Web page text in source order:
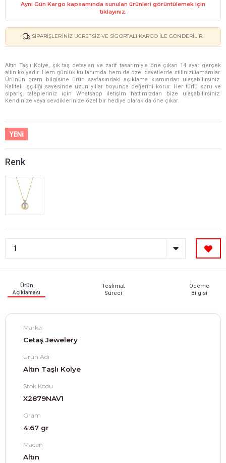
Aynı Gün Kargo kapsamında sunulan ürünleri görüntülemek için
tıklayınız.
SIPARIŞLERINIZ ÜCRETSIZ VE SIGORTALI KARGO ILE GÖNDERILIR.
Altın Taşlı Kolye, şık taş detayları ve zarif tasarımıyla öne çıkan 14 ayar gerçek
altın kolyedir. Hem günlük kullanımda hem de özel davetlerde stilinizi tamamlar.
Ürünün gram bilgisine ürün sayfasındaki açıklama kısmından ulaşabilirsiniz.
Kaliteli işçiliği sayesinde uzun yıllar boyunca değerini korur. Her türlü soru ve
sipariş talepleriniz için Whatsapp iletişim hattımızdan bize ulaşabilirsiniz.
Kendinize veya sevdiklerinize özel bir hediye olarak da öne çıkar.
Renk
Ürün
Açıklaması
Teslimat
Süreci
Ödeme
Bilgisi
Marka
Cetaş Jewelery
Ürün Adı
Altın Taşlı Kolye
Stok Kodu
X2879NAV1
Gram
4.67 gr
Maden
Altın